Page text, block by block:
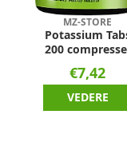
MZ-STORE
Potassium
200 compresse.
€7,42
VEDERE